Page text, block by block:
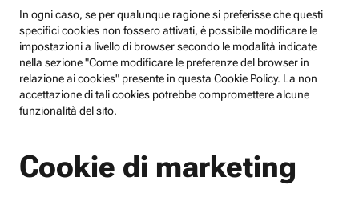
In ogni caso, se per qualunque ragione si preferisse che questi
specifici cookies non fossero attivati, è possibile modificare le
impostazioni a livello di browser secondo le modalità indicate
nella sezione "Come modificare le preferenze del browser in
relazione ai cookies" presente in questa Cookie Policy. La non
accettazione di tali cookies potrebbe compromettere alcune
funzionalità del sito.
Cookie di marketing